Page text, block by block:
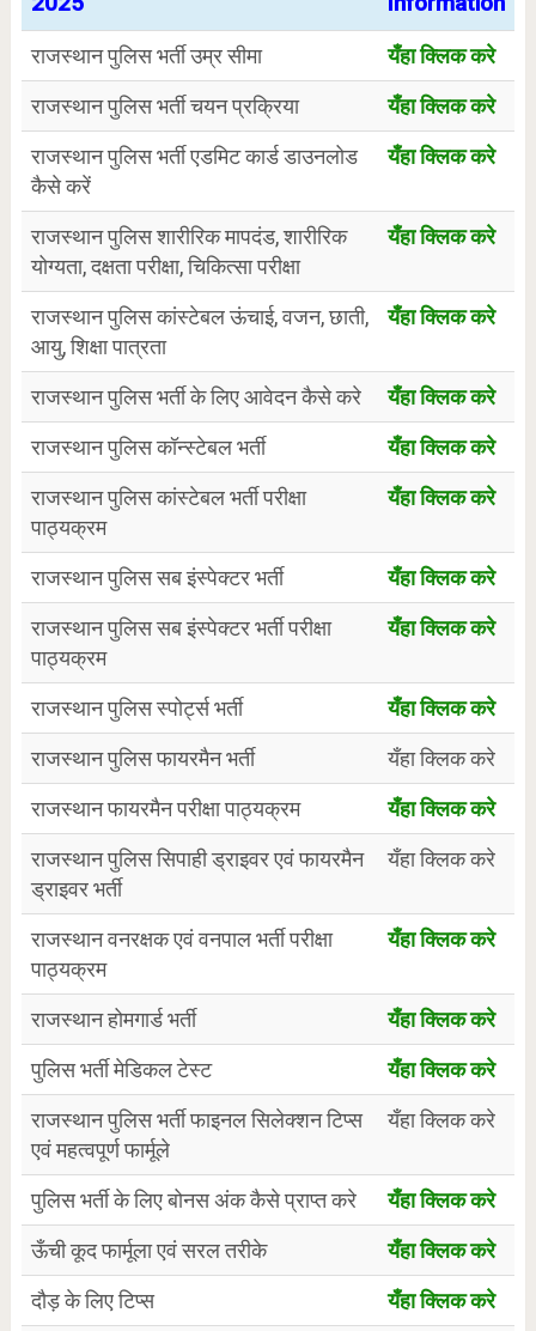
राजस्थान पुलिस भर्ती उम्र सीमा
यँहा क्लिक करे
राजस्थान पुलिस भर्ती चयन प्रक्रिया
यँहा क्लिक करे
राजस्थान पुलिस भर्ती एडमिट कार्ड डाउनलोड
कैसे करें
यँहा क्लिक करे
राजस्थान पुलिस शारीरिक मापदंड, शारीरिक
योग्यता, दक्षता परीक्षा, चिकित्सा परीक्षा
यँहा क्लिक करे
राजस्थान पुलिस कांस्टेबल ऊंचाई, वजन, छाती,
आयु, शिक्षा पात्रता
यँहा क्लिक करे
राजस्थान पुलिस भर्ती के लिए आवेदन कैसे करे
यँहा क्लिक करे
राजस्थान पुलिस कॉन्स्टेबल भर्ती
यँहा क्लिक करे
राजस्थान पुलिस कांस्टेबल भर्ती परीक्षा
पाठ्यक्रम
यँहा क्लिक करे
राजस्थान पुलिस सब इंस्पेक्टर भर्ती
यँहा क्लिक करे
राजस्थान पुलिस सब इंस्पेक्टर भर्ती परीक्षा
पाठ्यक्रम
यँहा क्लिक करे
राजस्थान पुलिस स्पोर्ट्स भर्ती
यँहा क्लिक करे
राजस्थान पुलिस फायरमैन भर्ती
यँहा क्लिक करे
राजस्थान फायरमैन परीक्षा पाठ्यक्रम
यँहा क्लिक करे
राजस्थान पुलिस सिपाही ड्राइवर एवं फायरमैन
ड्राइवर भर्ती
यँहा क्लिक करे
राजस्थान वनरक्षक एवं वनपाल भर्ती परीक्षा
पाठ्यक्रम
यँहा क्लिक करे
राजस्थान होमगार्ड भर्ती
यँहा क्लिक करे
पुलिस भर्ती मेडिकल टेस्ट
यँहा क्लिक करे
राजस्थान पुलिस भर्ती फाइनल सिलेक्शन टिप्स
एवं महत्वपूर्ण फार्मूले
यँहा क्लिक करे
पुलिस भर्ती के लिए बोनस अंक कैसे प्राप्त करे
यँहा क्लिक करे
ऊँची कूद फार्मूला एवं सरल तरीके
यँहा क्लिक करे
दौड़ के लिए टिप्स
यँहा क्लिक करे